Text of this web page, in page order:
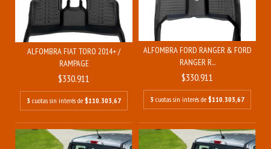
ALFOMBRA FIAT TORO 2014+ /
RAMPAGE
$330.911
3 cuotas sin interés de $110.303,67
ALFOMBRA FORD RANGER & FORD
RANGER R...
$330.911
3 cuotas sin interés de $110.303,67